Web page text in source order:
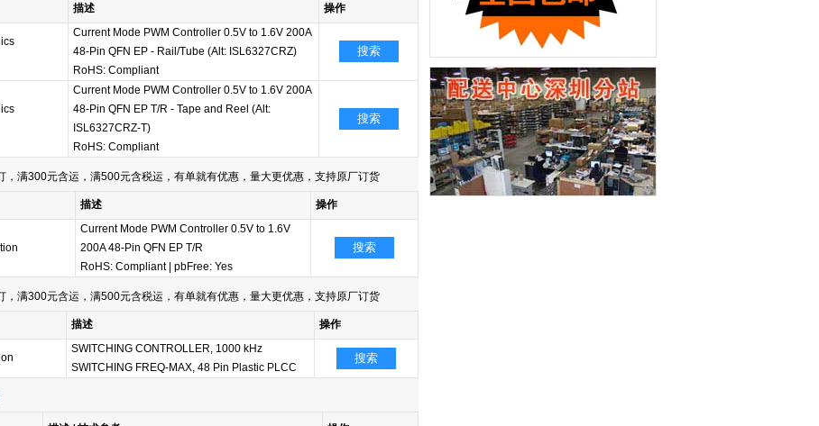
描述 操作
Current Mode PWM Controller 0.5V to 1.6V 200A
48-Pin QFN EP - Rail/Tube (Alt: ISL6327CRZ)
RoHS: Compliant
搜索
Current Mode PWM Controller 0.5V to 1.6V 200A
48-Pin QFN EP T/R - Tape and Reel (Alt:
ISL6327CRZ-T)
RoHS: Compliant
搜索
满300元含运，满500元含税运，有单就有优惠，量大更优惠，支持原厂订货
描述 操作
Current Mode PWM Controller 0.5V to 1.6V
200A 48-Pin QFN EP T/R
RoHS: Compliant pbFree: Yes
搜索
满300元含运，满500元含税运，有单就有优惠，量大更优惠，支持原厂订货
描述
操作
SWITCHING CONTROLLER, 1000 kHz
SWITCHING FREQ-MAX, 48 Pin Plastic PLCC
搜索